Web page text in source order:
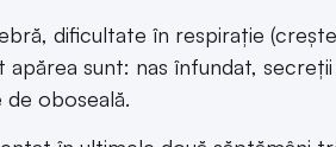
dificultate în respirație
sunt: nas înfundat, secreții
de oboseală.